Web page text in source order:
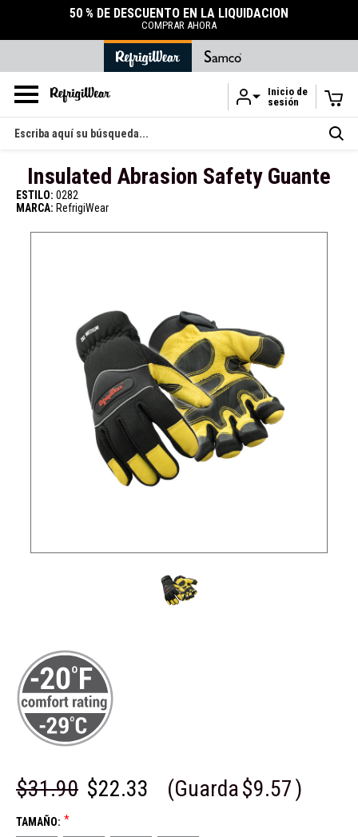
Ir al contenido principal
50 % DE DESCUENTO EN LA LIQUIDACIÓN
COMPRAR AHORA
Inicio de
sesión
Buscar
en
Insulated Abrasion Safety Guante
ESTILO: 0282
MARCA: RefrigiWear
$31.90 $22.33 (Guarda$9.57)
TAMAÑO: *